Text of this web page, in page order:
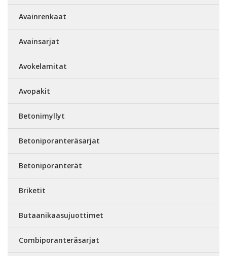
Avainrenkaat
Avainsarjat
Avokelamitat
Avopakit
Betonimyllyt
Betoniporanteräsarjat
Betoniporanterät
Briketit
Butaanikaasujuottimet
Combiporanteräsarjat